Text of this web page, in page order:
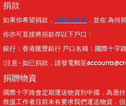
捐款
如果你希望捐款， 請點擊這裏 ，並在‘為何
你亦可直接將捐款存以下戶口：
銀行：香港匯豐銀行 戶口名稱：國際十字
(注意- 如已捐款，請發電郵至
捐贈物資
國際十字路會定期運送物資到中國，為應付
救援工作者目前未有要求我們運送物資，